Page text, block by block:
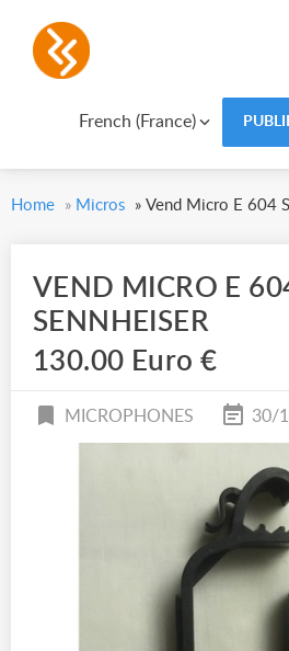
French (France)
Home » Micros » Vend Micro E 604
VEND MICRO E
SENNHEISER
130.00 Euro €
MICROPHONES 30/